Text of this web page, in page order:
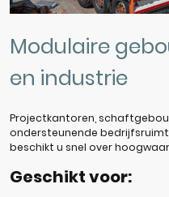
Modulaire
en industrie
Projectkantoren,
ondersteunende
beschikt u snel over
Geschikt voor: